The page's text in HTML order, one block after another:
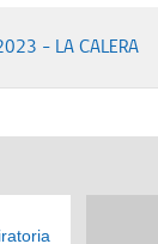
- LA CALERA